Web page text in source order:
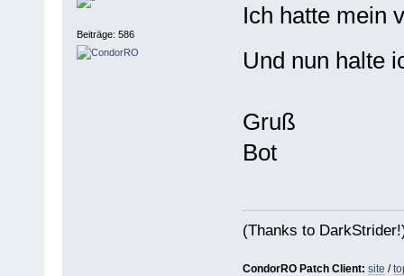
Beiträge: 586
Ich hatte mein
Und nun halte
Gruß
Bot
(Thanks to
CondorRO Patch Client: site /